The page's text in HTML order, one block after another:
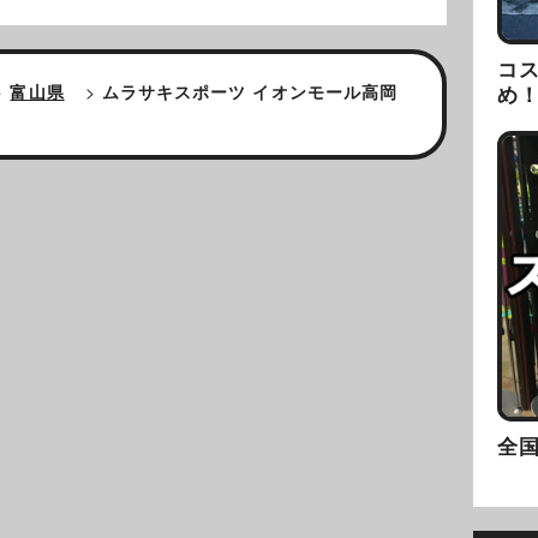
富山県 > ムラサキスポーツ イオンモール高岡
コ
め
全